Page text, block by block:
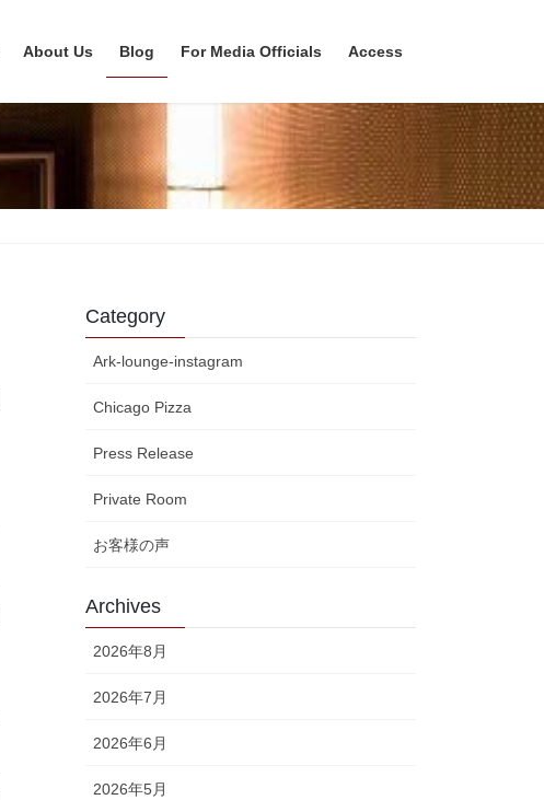
About Us Blog For Media Officials Access
Category
Ark-lounge-instagram
Chicago Pizza
Press Release
Private Room
お客様の声
Archives
2026年8月
2026年7月
2026年6月
2026年5月